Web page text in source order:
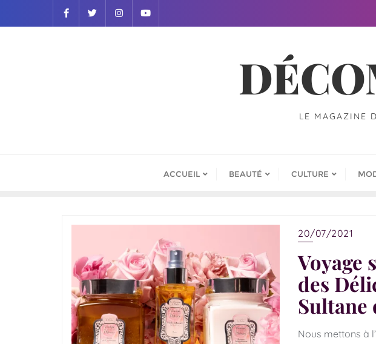
LE MAGAZINE
ACCUEIL BEAUTÉ CULTURE
20/07/2021
Voyage
des
Sultane
Nous mettons à